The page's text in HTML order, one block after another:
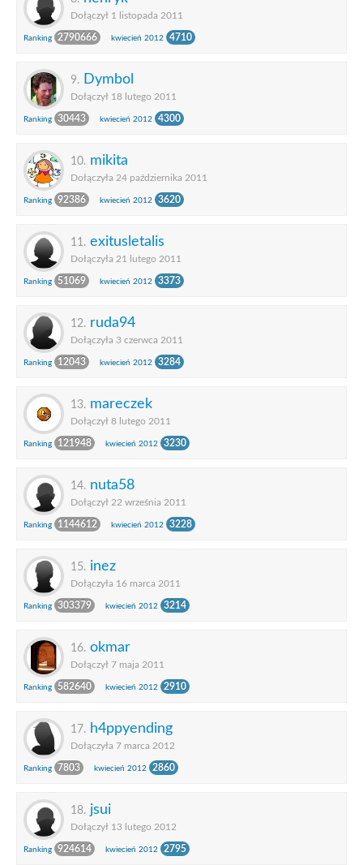
Dołączył 1 listopada 2011
Ranking 2790666 kwiecień 2012 4710
9. Dymbol
Dołączył 18 lutego 2011
Ranking 30443 kwiecień 2012 4300
10. mikita
Dołączyła 24 października 2011
Ranking 92386 kwiecień 2012 3620
11. exitusletalis
Dołączyła 21 lutego 2011
Ranking 51069 kwiecień 2012 3373
12. ruda94
Dołączyła 3 czerwca 2011
Ranking 12043 kwiecień 2012 3284
13. mareczek
Dołączył 8 lutego 2011
Ranking 121948 kwiecień 2012 3230
14. nuta58
Dołączył 22 września 2011
Ranking 1144612 kwiecień 2012 3228
15. inez
Dołączyła 16 marca 2011
Ranking 303379 kwiecień 2012 3214
16. okmar
Dołączył 7 maja 2011
Ranking 582640 kwiecień 2012 2910
17. h4ppyending
Dołączyła 7 marca 2012
Ranking 7803 kwiecień 2012 2860
18. jsui
Dołączył 13 lutego 2012
Ranking 924614 kwiecień 2012 2795